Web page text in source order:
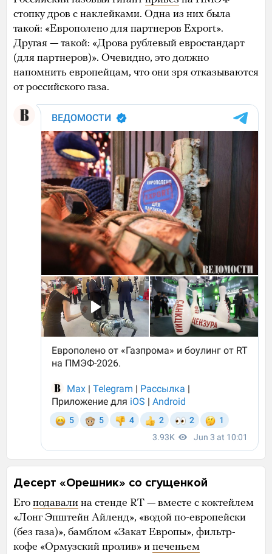
стопку дров с наклейками. Одна из них была
такой: «Европолено для партнеров Export».
Другая — такой: «Дрова рублевый евростандарт
(для партнеров)». Очевидно, это должно
напомнить европейцам, что они зря отказываются
от российского газа.
Десерт «Орешник» со сгущенкой
Его подавали на стенде RT — вместе с коктейлем
«Лонг Эпштейн Айленд», «водой по-европейски
(без газа)», бамблом «Закат Европы», фильтр-
кофе «Ормузский пролив» и печеньем